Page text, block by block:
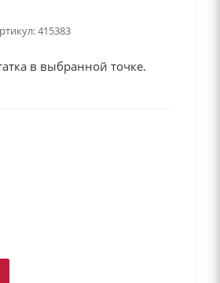
415383
в выбранной точке.